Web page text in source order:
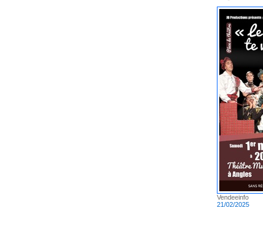
Vendeeinfo
21/02/2025